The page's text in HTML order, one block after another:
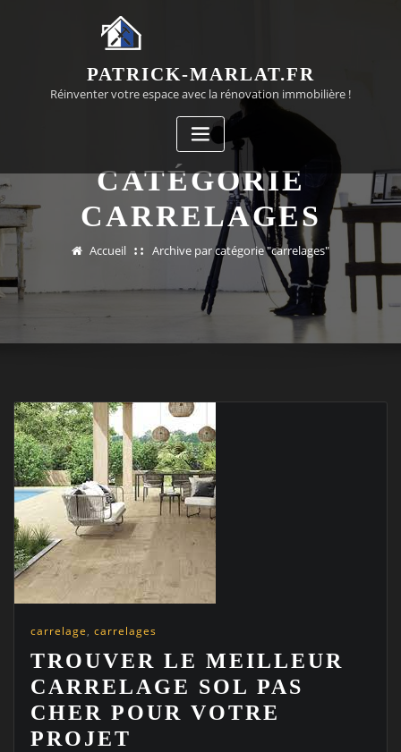
PATRICK-MARLAT.FR
Réinventer votre espace avec la rénovation immobilière !
CATÉGORIE
CARRELAGES
Accueil Archive par catégorie "carrelages"
carrelage, carrelages
TROUVER LE MEILLEUR
CARRELAGE SOL PAS
CHER POUR VOTRE
PROJET